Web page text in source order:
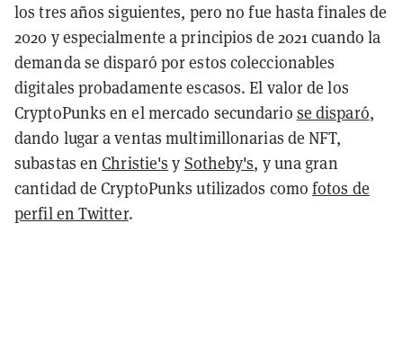
los tres años siguientes, pero no fue hasta finales de
2020 y especialmente a principios de 2021 cuando la
demanda se disparó por estos coleccionables
digitales probadamente escasos. El valor de los
CryptoPunks en el mercado secundario se disparó,
dando lugar a ventas multimillonarias de NFT,
subastas enChristie's y Sotheby's, y una gran
cantidad de CryptoPunks utilizados comofotos de
perfil en Twitter.